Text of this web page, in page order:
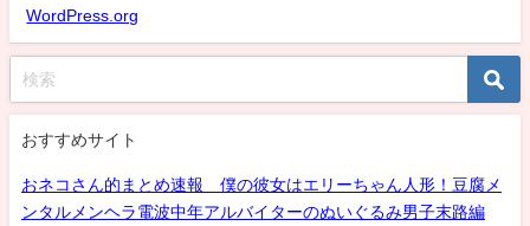
WordPress.org
おすすめサイト
おネコさん的まとめ速報 僕の彼女はエリーちゃん人形！豆腐メ
ンタルメンヘラ電波中年アルバイターのぬいぐるみ男子末路編